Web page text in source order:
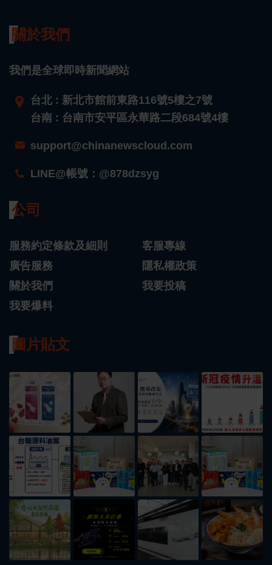
關於我們
我們是全球即時新聞網站
台北 : 新北市館前東路116號5樓之7號
台南 : 台南市安平區永華路二段684號4樓
support@chinanewscloud.com
LINE@帳號：@878dzsyg
公司
服務約定條款及細則
客服專線
廣告服務
隱私權政策
關於我們
我要投稿
我要爆料
圖片貼文